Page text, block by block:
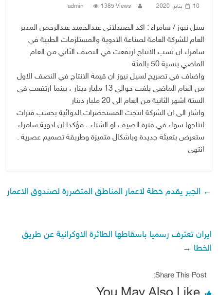
10 يناير، 2020 admin 1385 Views
سيل نيوز / سامراء : اكد الصيدلاني عبدالحميد عبدالرحمن المدير
العام للشركة العامة لصناعة الادوية والمستلزمات الطبية في
سامراء ان نسب الانتاج ارتفعت في النصف الثاني من العام
الماضي بنسبة 50 بالمئة
واضاف في تصريح لسيل نيوز ان قيمة الانتاج في النصف الاول
من العام الماضي بلغت حوالي 13 مليار دينار ، بينما ارتفعت في
الستة اشهر الثانية من العام الى 20 مليار دينار
واشار الى ان الشركة انتجت المستحضرات الدوائية بحسب فترات
انتاجها سواء في فترة الصيف او الشتاء ، مؤكدا ان ادوية سامراء
ستعرض بتعبئة جديدة وباشكال متميزة وطريقة تصميم عصرية .
انتهى
← الجبر يقدم خطة لاعمار المناطق المتضررة لصندوق الاعمار
ايران تعترف رسميا باسقاطها الطائرة الاوكرانية عن طريق
الخطا →
Share This Post: